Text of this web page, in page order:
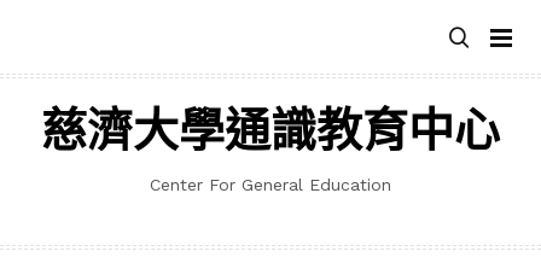
主
慈濟大學通識教育中心
Center For General Education